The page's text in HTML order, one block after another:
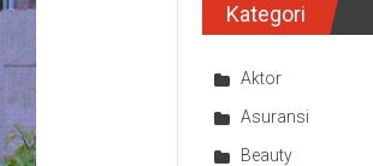
Kategori
Aktor
Asuransi
Beauty